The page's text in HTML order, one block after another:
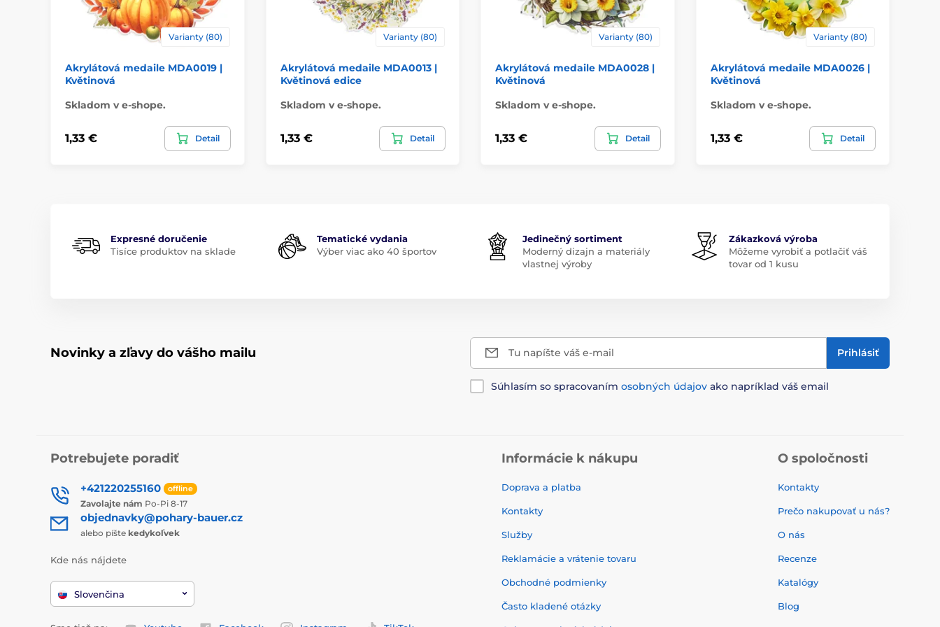
Varianty (80)
Akrylátová medaile MDA0019 |
Květinová
Skladom v e-shope.
1,33 € Detail
Varianty (80)
Akrylátová medaile MDA0013 |
Květinová edice
Skladom v e-shope.
1,33 € Detail
Varianty (80)
Akrylátová medaile MDA0028 |
Květinová
Skladom v e-shope.
1,33 € Detail
Varianty (80)
Akrylátová medaile MDA0026 |
Květinová
Skladom v e-shope.
1,33 € Detail
Expresné doručenie
Tisíce produktov na sklade
Tematické vydania
Výber viac ako 40 športov
Jedinečný sortiment
Moderný dizajn a materiály
vlastnej výroby
Zákazková výroba
Môžeme vyrobiť a potlačiť váš
tovar od 1 kusu
Novinky a zľavy do vášho mailu Tu napíšte váš e-mail Prihlásiť
Súhlasím so spracovaním osobných údajov ako napríklad váš email
Potrebujete poradiť
+421220255160 offline
Zavolajte nám Po-Pi 8-17
objednavky@pohary-bauer.cz
alebo píšte kedykoľvek
Kde nás nájdete
Slovenčina
Informácie k nákupu
Doprava a platba
Kontakty
Služby
Reklamácie a vrátenie tovaru
Obchodné podmienky
Často kladené otázky
O spoločnosti
Kontakty
Prečo nakupovať u nás?
O nás
Recenze
Katalógy
Blog